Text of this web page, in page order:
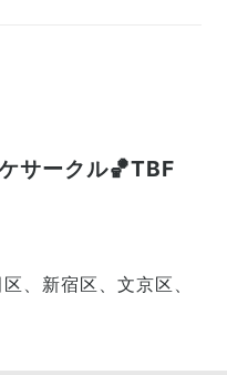
サークル🏀TBF
、新宿区、文京区、江